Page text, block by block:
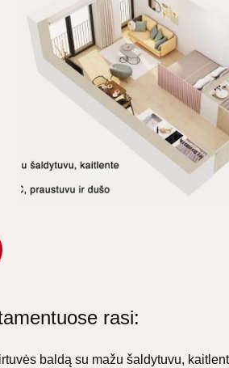
rasi:
baldą su mažu šaldytuvu,